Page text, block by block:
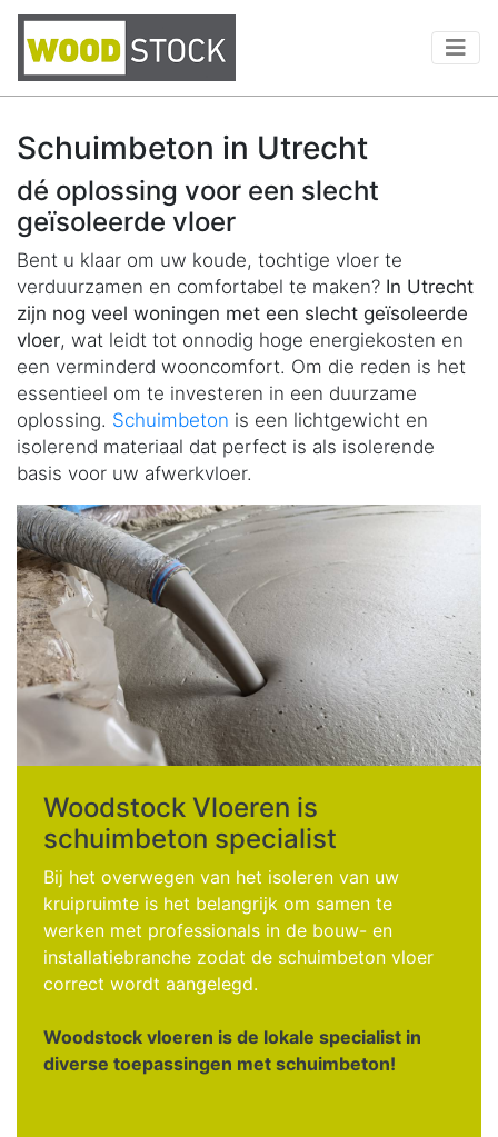
Schuimbeton in Utrecht
dé oplossing voor een slecht
geïsoleerde vloer
Bent u klaar om uw koude, tochtige vloer te
verduurzamen en comfortabel te maken? In Utrecht
zijn nog veel woningen met een slecht geïsoleerde
vloer, wat leidt tot onnodig hoge energiekosten en
een verminderd wooncomfort. Om die reden is het
essentieel om te investeren in een duurzame
oplossing. Schuimbeton is een lichtgewicht en
isolerend materiaal dat perfect is als isolerende
basis voor uw afwerkvloer.
Woodstock Vloeren is
schuimbeton specialist
Bij het overwegen van het isoleren van uw
kruipruimte is het belangrijk om samen te
werken met professionals in de bouw- en
installatiebranche zodat de schuimbeton vloer
correct wordt aangelegd.
Woodstock vloeren is de lokale specialist in
diverse toepassingen met schuimbeton!